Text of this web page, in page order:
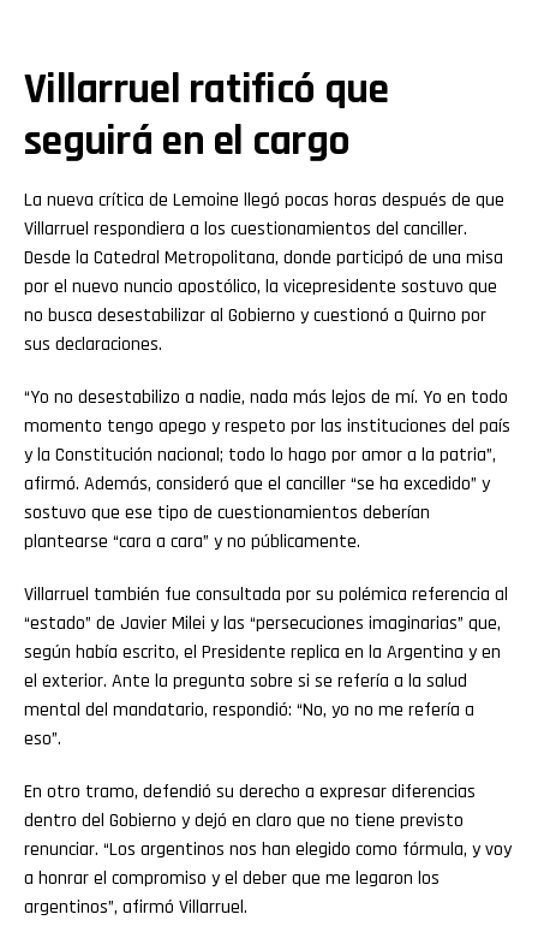
Villarruel ratificó que
seguirá en el cargo
La nueva crítica de Lemoine llegó pocas horas después de que
Villarruel respondiera a los cuestionamientos del canciller.
Desde la Catedral Metropolitana, donde participó de una misa
por el nuevo nuncio apostólico, la vicepresidente sostuvo que
no busca desestabilizar al Gobierno y cuestionó a Quirno por
sus declaraciones.
“Yo no desestabilizo a nadie, nada más lejos de mí. Yo en todo
momento tengo apego y respeto por las instituciones del país
y la Constitución nacional; todo lo hago por amor a la patria”,
afirmó. Además, consideró que el canciller “se ha excedido” y
sostuvo que ese tipo de cuestionamientos deberían
plantearse “cara a cara” y no públicamente.
Villarruel también fue consultada por su polémica referencia al
“estado” de Javier Milei y las “persecuciones imaginarias” que,
según había escrito, el Presidente replica en la Argentina y en
el exterior. Ante la pregunta sobre si se refería a la salud
mental del mandatario, respondió: “No, yo no me refería a
eso”.
En otro tramo, defendió su derecho a expresar diferencias
dentro del Gobierno y dejó en claro que no tiene previsto
renunciar. “Los argentinos nos han elegido como fórmula, y voy
a honrar el compromiso y el deber que me legaron los
argentinos”, afirmó Villarruel.